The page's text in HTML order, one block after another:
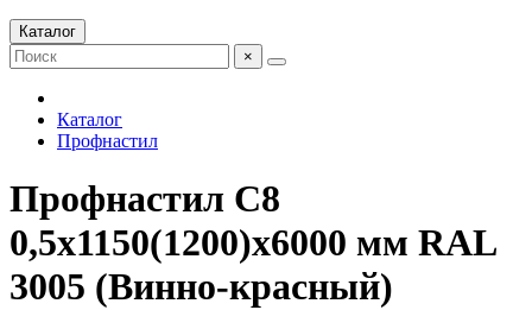
Каталог
×
Каталог
Профнастил
Профнастил С8
0,5х1150(1200)х6000 мм RAL
3005 (Винно-красный)